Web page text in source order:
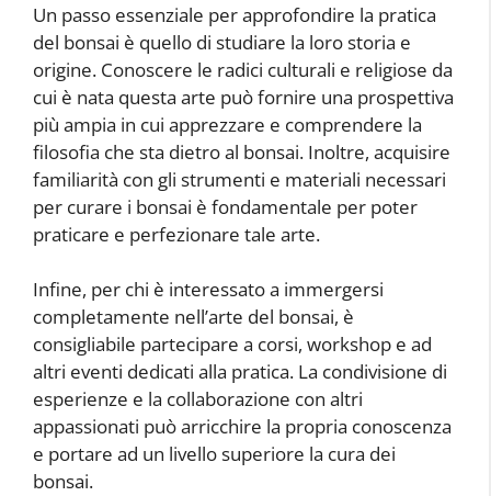
Un passo essenziale per approfondire la pratica
del bonsai è quello di studiare la loro storia e
origine. Conoscere le radici culturali e religiose da
cui è nata questa arte può fornire una prospettiva
più ampia in cui apprezzare e comprendere la
filosofia che sta dietro al bonsai. Inoltre, acquisire
familiarità con gli strumenti e materiali necessari
per curare i bonsai è fondamentale per poter
praticare e perfezionare tale arte.
Infine, per chi è interessato a immergersi
completamente nell’arte del bonsai, è
consigliabile partecipare a corsi, workshop e ad
altri eventi dedicati alla pratica. La condivisione di
esperienze e la collaborazione con altri
appassionati può arricchire la propria conoscenza
e portare ad un livello superiore la cura dei
bonsai.